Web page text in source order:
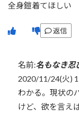
全身鎧着てほしい
返信
名前:名もなき忍
2020/11/24(火)
わかる。現状の
けど、欲を言え